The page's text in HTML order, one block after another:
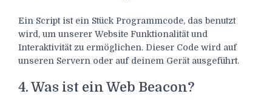
Ein Script ist ein Stück Programmcode, das benutzt
wird, um unserer Website Funktionalität und
Interaktivität zu ermöglichen. Dieser Code wird auf
unseren Servern oder auf deinem Gerät ausgeführt.
4. Was ist ein Web Beacon?